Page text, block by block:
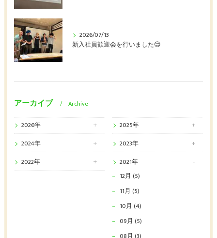
2026/07/13
新入社員歓迎会を行いました😊
アーカイブ Archive
2026年
2025年
2024年
2023年
2022年
2021年
12月 (5)
11月 (5)
10月 (4)
09月 (5)